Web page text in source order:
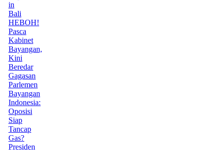
in
Bali
HEBOH!
Pasca
Kabinet
Bayangan,
Kini
Beredar
Gagasan
Parlemen
Bayangan
Indonesia:
Oposisi
Siap
Tancap
Gas?
Presiden